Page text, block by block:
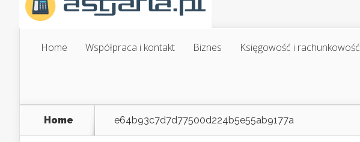
Home Współpraca i kontakt Biznes Księgowość i rachunkowość
Home e64b93c7d7d77500d224b5e55ab9177a